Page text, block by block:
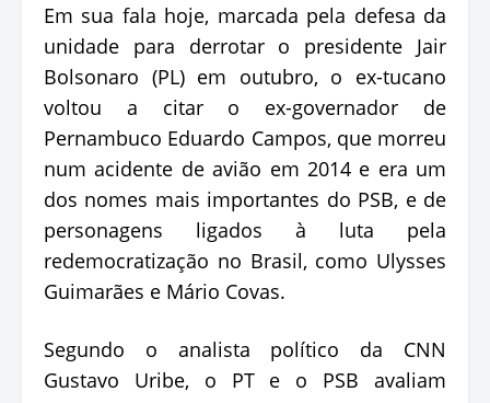
Em sua fala hoje, marcada pela defesa da
unidade para derrotar o presidente Jair
Bolsonaro (PL) em outubro, o ex-tucano
voltou a citar o ex-governador de
Pernambuco Eduardo Campos, que morreu
num acidente de avião em 2014 e era um
dos nomes mais importantes do PSB, e de
personagens ligados à luta pela
redemocratização no Brasil, como Ulysses
Guimarães e Mário Covas.
Segundo o analista político da CNN
Gustavo Uribe, o PT e o PSB avaliam